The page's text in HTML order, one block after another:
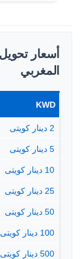
أسعار
المغربي
KWD
2 دينار كويتى
5 دينار كويتى
10 دينار كويتى
25 دينار كويتى
50 دينار كويتى
100 دينار كويتى
500 دينار كويتى